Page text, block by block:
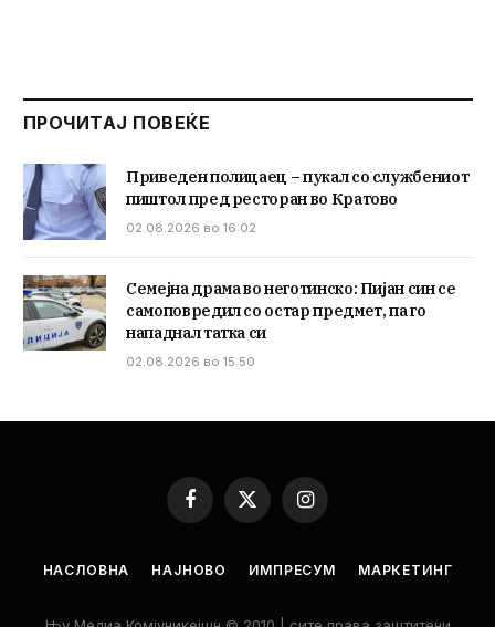
ПРОЧИТАЈ ПОВЕЌЕ
Приведен полицаец – пукал со службениот
пиштол пред ресторан во Кратово
02.08.2026 во 16:02
Семејна драма во неготинско: Пијан син се
самоповредил со остар предмет, па го
нападнал татка си
02.08.2026 во 15:50
Facebook
X
(Twitter)
Instagram
НАСЛОВНА НАЈНОВО ИМПРЕСУМ МАРКЕТИНГ